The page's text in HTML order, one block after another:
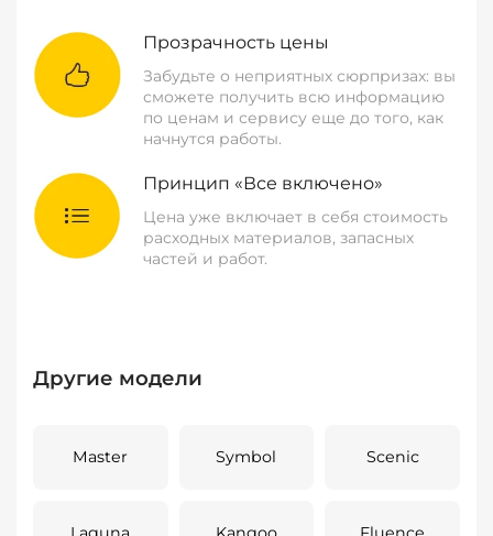
Прозрачность цены
Забудьте о неприятных сюрпризах: вы
сможете получить всю информацию
по ценам и сервису еще до того, как
начнутся работы.
Принцип «Все включено»
Цена уже включает в себя стоимость
расходных материалов, запасных
частей и работ.
Другие модели
Master Symbol Scenic